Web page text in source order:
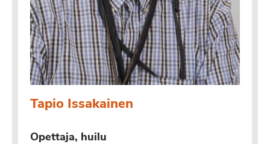
Tapio Issakainen
Opettaja, huilu